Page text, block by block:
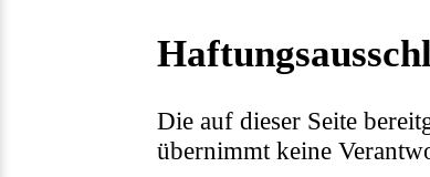
Die auf dieser Seite
übernimmt keine